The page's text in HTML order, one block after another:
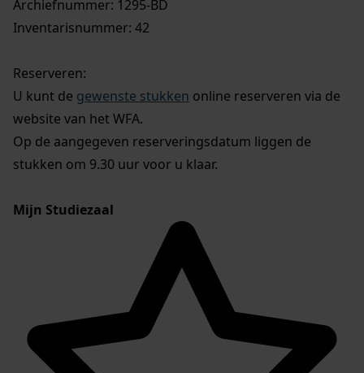
Archiefnummer: 1295-BD
Inventarisnummer: 42
Reserveren:
U kunt de gewenste stukken online reserveren via de
website van het WFA.
Op de aangegeven reserveringsdatum liggen de
stukken om 9.30 uur voor u klaar.
Mijn Studiezaal